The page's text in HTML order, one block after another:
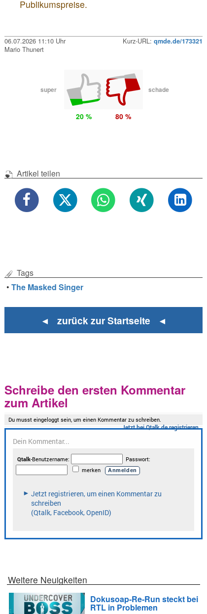
Publikumspreise.
06.07.2026 11:10 Uhr Kurz-URL: qmde.de/173321
Mario Thunert
super schade
20 % 80 %
Artikel teilen
Tags
•The Masked Singer
◄ zurück zur Startseite ◄
Schreibe den ersten Kommentar
zum Artikel
Weitere Neuigkeiten
Dokusoap-Re-Run steckt bei
RTL in Problemen